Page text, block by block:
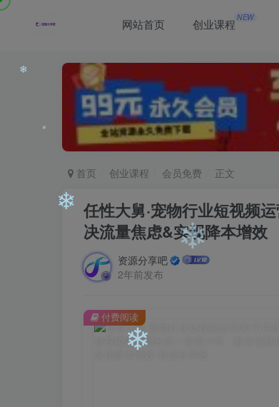
网站首页 创业课程 NEW
首页 创业课程 会员免费 正文
任性大舅·宠物行业短视频
决流量焦虑&实现降本增效
资源分享吧
2年前发布
付费阅读
❄